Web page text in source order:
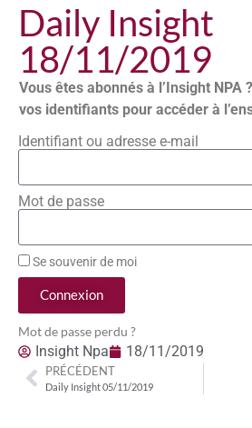
Daily Insight
18/11/2019
Vous êtes abonnés à l’Insight NPA
vos identifiants pour accéder à
Identifiant ou adresse e-mail
Mot de passe
Se souvenir de moi
Connexion
Mot de passe perdu ?
Insight Npa 18/11/2019
PRÉCÉDENT
Daily Insight 05/11/2019